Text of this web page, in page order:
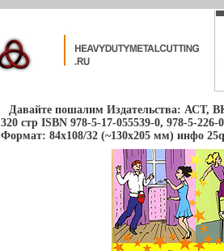
Давайте пошалим Издательства: АСТ,
320 стр ISBN 978-5-17-055539-0, 978-5-
Формат: 84x108/32 (~130х205 мм) инфо